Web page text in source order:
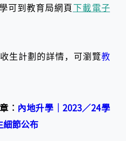
可到教育局網頁 下載電子
生計劃的詳情，可瀏覽教
︰ 內地升學│2023／24學
細節公布